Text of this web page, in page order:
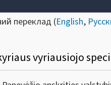
переклад (English,